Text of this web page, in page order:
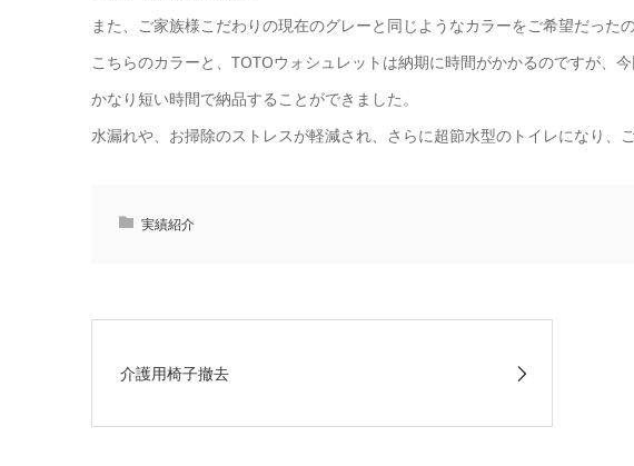
また、ご家族様こだわりの現在のグレーと同じようなカラーをご希望だった
こちらのカラーと、TOTOウォシュレットは納期に時間がかかるのですが、
かなり短い時間で納品することができました。
水漏れや、お掃除のストレスが軽減され、さらに超節水型のトイレになり、
実績紹介
介護用椅子撤去